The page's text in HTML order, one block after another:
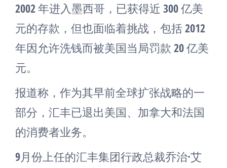
2002 年进入墨西哥，已获得近 300 亿美
元的存款，但也面临着挑战，包括 2012
年因允许洗钱而被美国当局罚款 20 亿美
元。
报道称，作为其早前全球扩张战略的一
部分，汇丰已退出美国、加拿大和法国
的消费者业务。
9月份上任的汇丰集团行政总裁乔治·艾